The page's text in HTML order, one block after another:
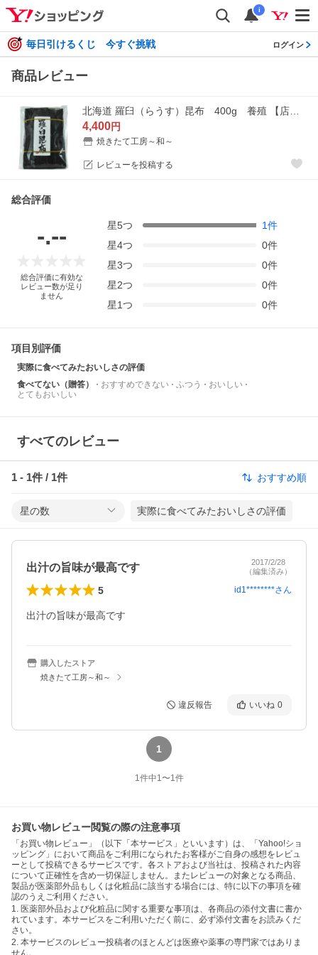
i
毎日引けるくじ 今すぐ挑戦 ログイン
商品レビュー
4,400円
焼きたて工房～和～
レビューを投稿する
総合評価
-.--
総合評価に有効な
レビュー数が足り
ません
星5つ 1件
星4つ 0件
星3つ 0件
星2つ 0件
星1つ 0件
項目別評価
実際に食べてみたおいしさの評価
食べてない（贈答）
おすすめできない ふつう
おいしい
とてもおいしい
すべてのレビュー
1 - 1件 / 1件 おすすめ順
星の数 実際に食べてみたおいしさの評価
出汁の旨味が最高です
2017/2/28
（編集済み）
5 id1********さん
出汁の旨味が最高です
購入したストア
焼きたて工房～和～
違反報告 いいね 0
1
1件中1〜1件
お買い物レビュー閲覧の際の注意事項
「お買い物レビュー」（以下「本サービス」といいます）は、「Yahoo!ショ
ッピング」において商品をご利用になられたお客様がご自身の感想をレビュ
ーとして投稿できるサービスです。各ストアおよび当社は、投稿された内容
について正確性を含め一切保証しません。またレビューの対象となる商品、
製品が医薬部外品もしくは化粧品に該当する場合には、特に以下の事項を確
認のうえご利用ください。
1. 医薬部外品および化粧品に関する重要な事項は、各商品の添付文書に書か
れています。本サービスをご利用いただく前に、必ず添付文書をお読みくだ
さい。
2. 本サービスのレビュー投稿者のほとんどは医療や薬事の専門家ではありま
せん。